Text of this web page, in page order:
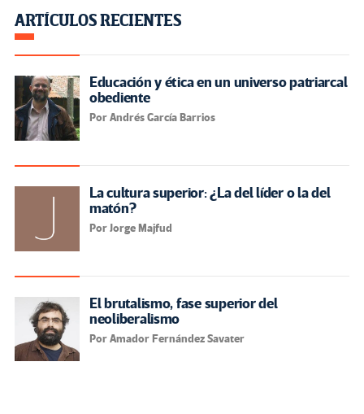
ARTÍCULOS RECIENTES
Educación y ética en un universo patriarcal
obediente
Por Andrés García Barrios
La cultura superior: ¿La del líder o la del
matón?
Por Jorge Majfud
El brutalismo, fase superior del
neoliberalismo
Por Amador Fernández Savater